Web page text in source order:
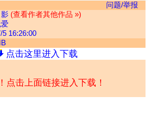
问题/举报
(查看作者其他作品 »)
5 16:26:00
点击这里进入下载
点击上面链接进入下载！